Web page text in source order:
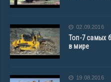
02.09.2016
Топ-7 самых
в мире
19.08.2016